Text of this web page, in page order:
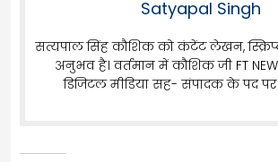
Satyapal Singh
सत्यपाल सिंह कौशिक को कंटेंट लेखन,
अनुभव है। वर्तमान में कौशिक जी FT
डिजिटल मीडिया सह- संपादक के पद पर